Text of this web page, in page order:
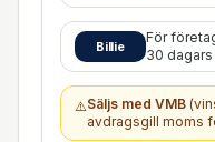
Billie
För
30
⚠️Säljs med VMB
avdragsgill moms